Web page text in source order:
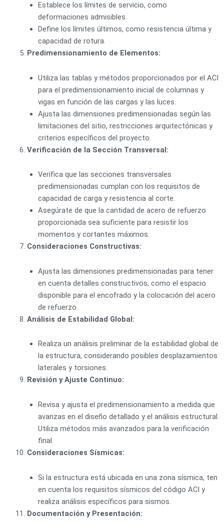
Establece los límites de servicio, como
deformaciones admisibles.
Define los límites últimos, como resistencia última y
capacidad de rotura.
Predimensionamiento de Elementos:
Utiliza las tablas y métodos proporcionados por el ACI
para el predimensionamiento inicial de columnas y
vigas en función de las cargas y las luces.
Ajusta las dimensiones predimensionadas según las
limitaciones del sitio, restricciones arquitectónicas y
criterios específicos del proyecto.
Verificación de la Sección Transversal:
Verifica que las secciones transversales
predimensionadas cumplan con los requisitos de
capacidad de carga y resistencia al corte.
Asegúrate de que la cantidad de acero de refuerzo
proporcionada sea suficiente para resistir los
momentos y cortantes máximos.
Consideraciones Constructivas:
Ajusta las dimensiones predimensionadas para tener
en cuenta detalles constructivos, como el espacio
disponible para el encofrado y la colocación del acero
de refuerzo.
Análisis de Estabilidad Global:
Realiza un análisis preliminar de la estabilidad global de
la estructura, considerando posibles desplazamientos
laterales y torsiones.
Revisión y Ajuste Continuo:
Revisa y ajusta el predimensionamiento a medida que
avanzas en el diseño detallado y el análisis estructural.
Utiliza métodos más avanzados para la verificación
final.
Consideraciones Sísmicas:
Si la estructura está ubicada en una zona sísmica, ten
en cuenta los requisitos sísmicos del código ACI y
realiza análisis específicos para sismos.
Documentación y Presentación: